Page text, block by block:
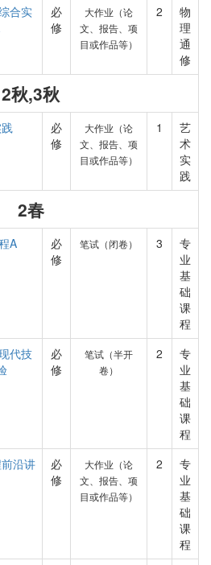
合实
必
修
大作业（论
文、报告、项
目或作品等）
2
物
理
通
修
2秋,3秋
必
修
大作业（论
文、报告、项
目或作品等）
1
艺
术
实
践
2春
A
必
修
笔试（闭卷） 3
专
业
基
础
课
程
代技
必
修
笔试（半开
卷）
2
专
业
基
础
课
程
沿讲
必
修
大作业（论
文、报告、项
目或作品等）
2
专
业
基
础
课
程